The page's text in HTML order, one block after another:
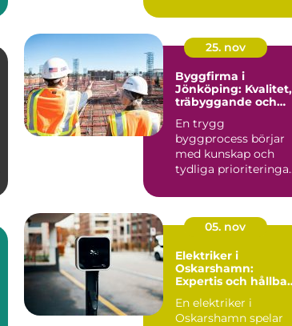
25. nov
Byggfirma i
Jönköping: Kvalitet,
träbyggande och
En trygg
byggprocess börjar
med kunskap och
tydliga
05. nov
Elektriker i
Oskarshamn:
Expertis och
En elektriker i
Oskarshamn spelar